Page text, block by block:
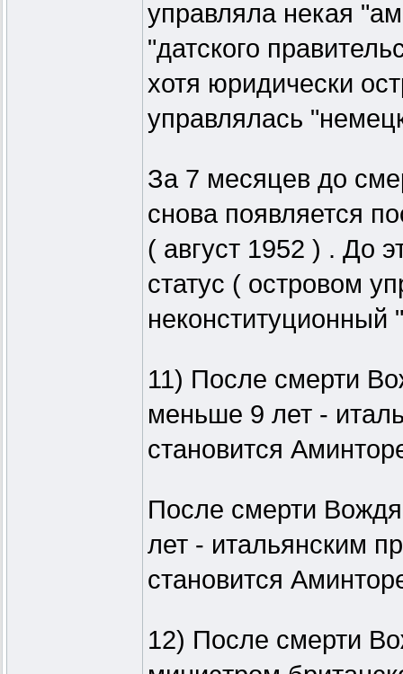
управляла некая
"датского
хотя юридически
управлялась
За 7 месяцев до
снова появляется
( август 1952 ) . До
статус ( островом
неконституционный
11) После смерти
меньше 9 лет -
становится
После смерти
лет - итальянским
становится
12) После смерти